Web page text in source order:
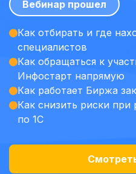
Вебинар прошел
Как отбирать и где
специалистов
Как обращаться к
Инфостарт напрямую
Как работает Биржа
Как снизить риски при
по 1С